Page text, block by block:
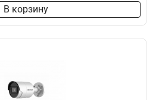
В корзину